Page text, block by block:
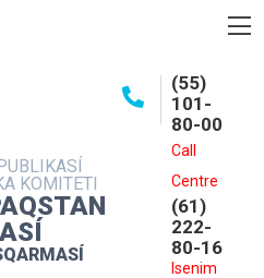
KOMITETI
(55)
101-
80-00
Call
Centre
(61)
222-
80-16
Isenim
XIZMETLER
XIZMETI